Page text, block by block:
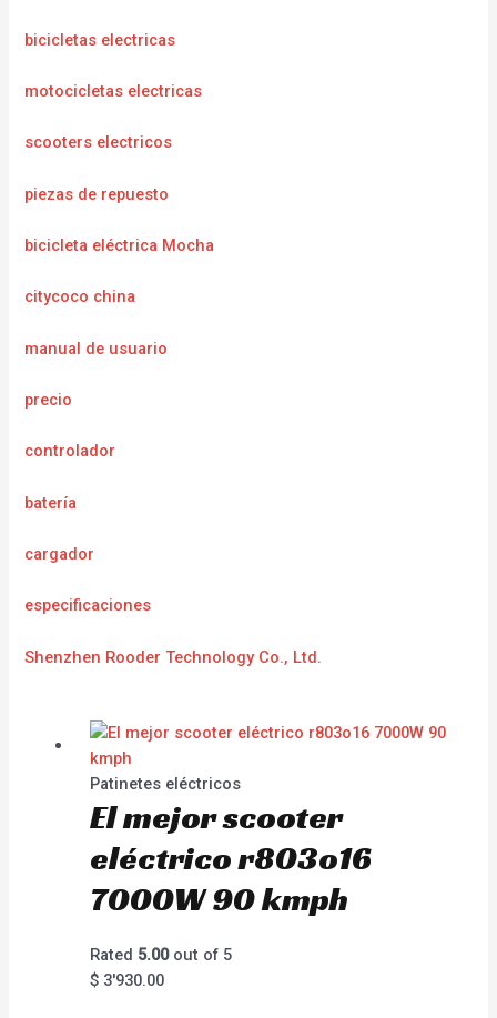
bicicletas electricas
motocicletas electricas
scooters electricos
piezas de repuesto
bicicleta eléctrica Mocha
citycoco china
manual de usuario
precio
controlador
batería
cargador
especificaciones
Shenzhen Rooder Technology Co., Ltd.
Patinetes eléctricos
El mejor scooter
eléctrico r803o16
7000W 90 kmph
Rated 5.00out of 5
$3'930.00